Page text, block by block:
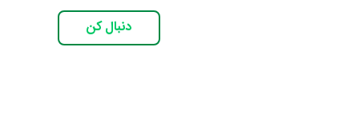
دنبال کن